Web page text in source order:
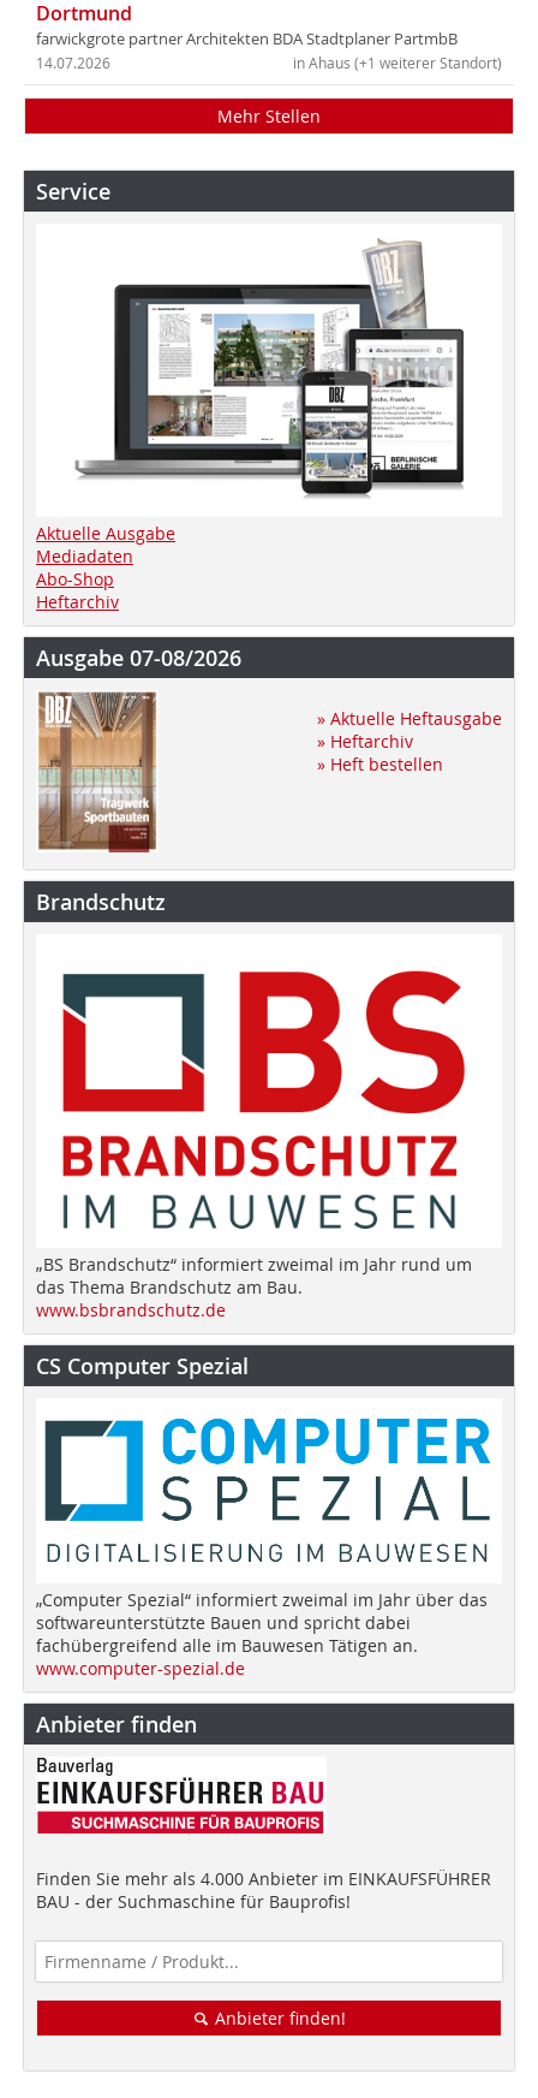
Dortmund
farwickgrote partner Architekten BDA Stadtplaner PartmbB
in Ahaus (+1 weiterer Standort)
14.07.2026
Mehr Stellen
Service
Aktuelle Ausgabe
Mediadaten
Abo-Shop
Heftarchiv
Ausgabe 07-08/2026
» Aktuelle Heftausgabe
» Heftarchiv
» Heft bestellen
Brandschutz
„BS Brandschutz“ informiert zweimal im Jahr rund um
das Thema Brandschutz am Bau.
www.bsbrandschutz.de
CS Computer Spezial
„Computer Spezial“ informiert zweimal im Jahr über das
softwareunterstützte Bauen und spricht dabei
fachübergreifend alle im Bauwesen Tätigen an.
www.computer-spezial.de
Anbieter finden
Finden Sie mehr als 4.000 Anbieter im EINKAUFSFÜHRER
BAU - der Suchmaschine für Bauprofis!
Anbieter finden!